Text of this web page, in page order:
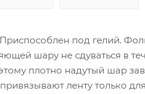
под гелий.
шару не сдуваться в
плотно надутый шар
ленту только